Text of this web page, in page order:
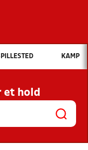
vil du søge efter?
OG NYHEDER
KLUBBER OG
KAMP
et hold